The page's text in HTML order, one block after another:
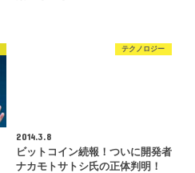
テクノロジー
2014.3.8
ビットコイン続報！ついに開発者
ナカモトサトシ氏の正体判明！